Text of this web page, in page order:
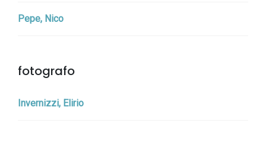
Pepe, Nico
fotografo
Invernizzi, Elirio